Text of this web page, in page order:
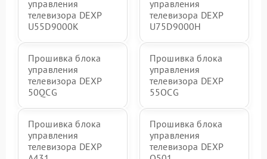
управления
телевизора DEXP
U55D9000K
управления
телевизора DEXP
U75D9000H
Прошивка блока
управления
телевизора DEXP
50QCG
Прошивка блока
управления
телевизора DEXP
55OCG
Прошивка блока
управления
телевизора DEXP
Прошивка блока
управления
телевизора DEXP